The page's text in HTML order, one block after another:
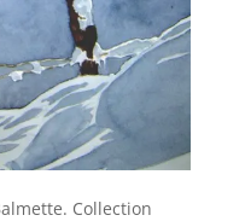
Collection